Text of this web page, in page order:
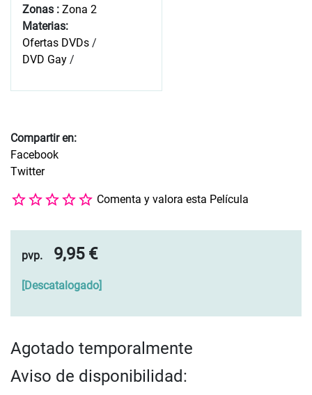
Zonas : Zona 2
Materias:
Ofertas DVDs /
DVD Gay /
Compartir en:
Facebook
Twitter
Comenta y valora esta Película
pvp. 9,95 €
Descatalogado]
Agotado temporalmente
Aviso de disponibilidad: